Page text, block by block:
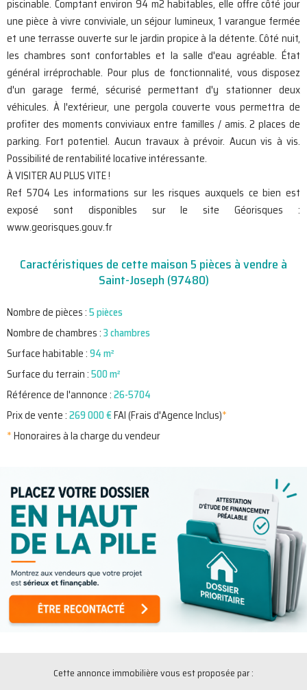
piscinable. Comptant environ 94 m2 habitables, elle offre côté jour
une pièce à vivre conviviale, un séjour lumineux, 1 varangue fermée
et une terrasse ouverte sur le jardin propice à la détente. Côté nuit,
les chambres sont confortables et la salle d'eau agréable. État
général irréprochable. Pour plus de fonctionnalité, vous disposez
d'un garage fermé, sécurisé permettant d'y stationner deux
véhicules. À l'extérieur, une pergola couverte vous permettra de
profiter des moments conviviaux entre familles / amis. 2 places de
parking. Fort potentiel. Aucun travaux à prévoir. Aucun vis à vis.
Possibilité de rentabilité locative intéressante.
À VISITER AU PLUS VITE !
Ref 5704 Les informations sur les risques auxquels ce bien est
exposé sont disponibles sur le site Géorisques :
www.georisques.gouv.fr
Caractéristiques de cette maison 5 pièces à vendre à
Saint-Joseph (97480)
Nombre de pièces :5 pièces
Nombre de chambres :3 chambres
Surface habitable :94 m²
Surface du terrain :500 m²
Référence de l'annonce :26-5704
Prix de vente :269 000 €FAI (Frais d'Agence Inclus)*
*Honoraires à la charge du vendeur
Cette annonce immobilière vous est proposée par :